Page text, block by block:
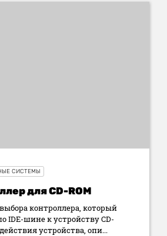
СИСТЕМЫ
для CD-ROM
контроллера, который
IDE-шине к устройству CD-
устройства, опи...